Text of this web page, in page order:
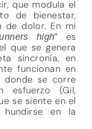
que modula el
de bienestar,
de dolor. En mi
high” es
que se genera
sincronía, en
funcionan en
donde se corre
esfuerzo (Gil,
se siente en el
en la